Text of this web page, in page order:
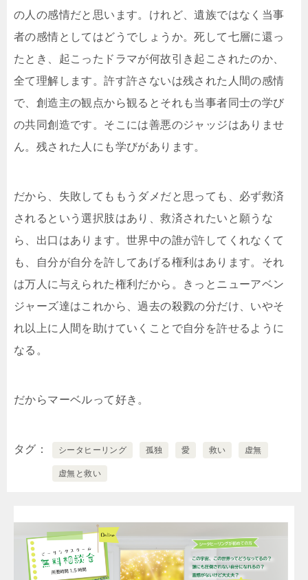
の人の感情だと思います。けれど、遺族ではなく当事
者の感情としてはどうでしょうか。死して七層に還っ
たとき、起こったドラマが何故引き起こされたのか、
全て理解します。許す許さないは残された人間の感情
で、創造主の観点から観るとそれも当事者同士の学び
の共同創造です。そこには善悪のジャッジはありませ
ん。残された人にも学びがあります。
だから、失敗してももうダメだと思っても、必ず救済
されるという選択肢はあり、救済されたいと願うな
ら、出口はあります。世界中の誰が許してくれなくて
も、自分が自分を許してあげる権利はあります。それ
は万人に与えられた権利だから。きっとニューアベン
ジャーズ達はこれから、過去の殺戮の分だけ、いやそ
れ以上に人間を助けていくことで自分を許せるように
なる。
だからマーベルって好き。
タグ シータヒーリング 孤独 愛 救い 虚無
虚無と救い